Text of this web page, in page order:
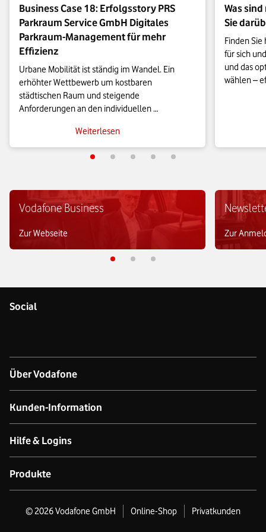
Business Case 18: Erfolgsstory PRS
Parkraum Service GmbH Digitales
Parkraum-Management für mehr
Effizienz
Urbane Mobilität ist ständig im Wandel. Ein
erhöhter Wettbewerb um kostbaren
städtischen Raum und steigende
Anforderungen an den individuellen
zu mehr Nachhaltigkeit und Effizienz. Digitale
Anwendungen, die ein optimiertes Parkraum-
Management ermöglichen, können dabei eine
Weiterlesen
Was
Sie
Finden Sie
für sich
und das
wählen –
Vodafone Business
Zur Webseite Zur
Social
Über Vodafone
Über das Unternehmen
Netzabdeckung Mobilfunk
Nachhaltigkeit
Kunden-Information
Kontakt für Geschäftskund:innen
Datenschutz
Hilfe & Logins
Produkt- & technischer Support
Produkte
©2026Vodafone GmbH Online-Shop Privatkunden